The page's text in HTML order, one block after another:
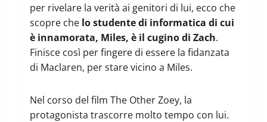
per rivelare la verità ai genitori di lui, ecco che
scopre che lo studente di informatica di cui
è innamorata, Miles, è il cugino di Zach.
Finisce così per fingere di essere la fidanzata
di Maclaren, per stare vicino a Miles.
Nel corso del film The Other Zoey, la
protagonista trascorre molto tempo con lui.